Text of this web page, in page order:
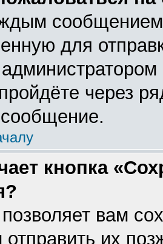
сообщением
для
через
кнопка
вам
отправить их